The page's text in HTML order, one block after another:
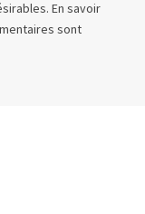
En savoir
sont